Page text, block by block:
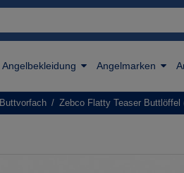
Angelbekleidung Angelmarken
Buttvorfach Zebco Flatty Teaser Buttlöffel